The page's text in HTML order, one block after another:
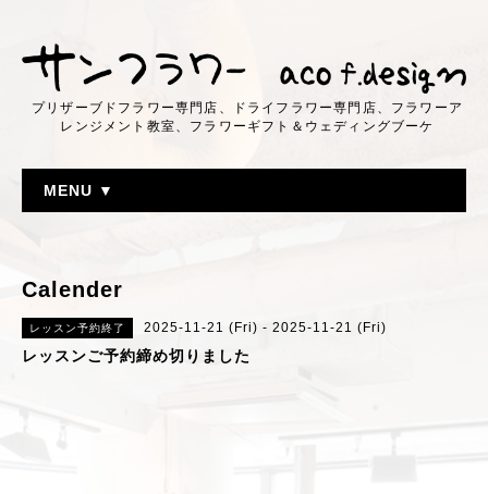
プリザーブドフラワー専門店、ドライフラワー専門店、フラワーア
レンジメント教室、フラワーギフト＆ウェディングブーケ
MENU ▼
Calender
レッスン予約終了 2025-11-21 (Fri) - 2025-11-21 (Fri)
レッスンご予約締め切りました